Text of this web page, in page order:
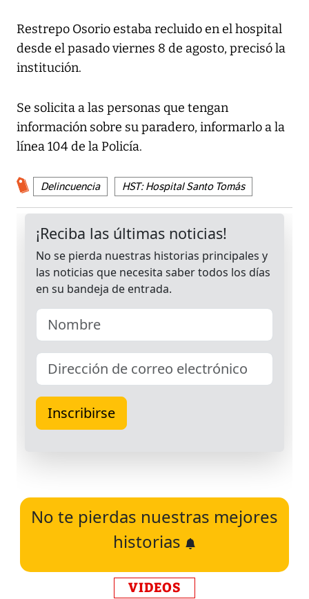
Restrepo Osorio estaba recluido en el hospital
desde el pasado viernes 8 de agosto, precisó la
institución.
Se solicita a las personas que tengan
información sobre su paradero, informarlo a la
línea 104 de la Policía.
Delincuencia HST: Hospital Santo Tomás
No te pierdas nuestras mejores
historias
VIDEOS